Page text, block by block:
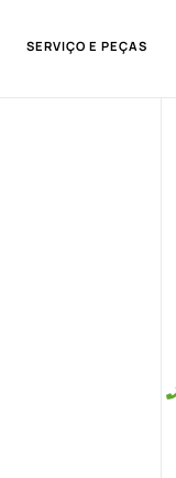
SERVIÇO E PEÇAS